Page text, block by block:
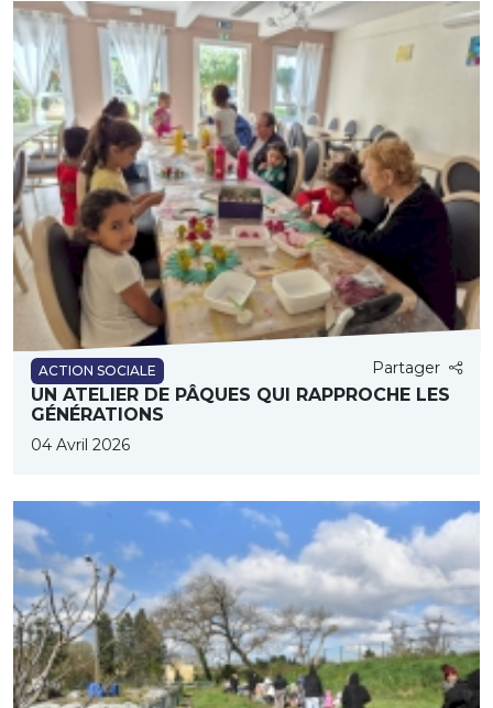
ACTION SOCIALE Partager
UN ATELIER DE PÂQUES QUI RAPPROCHE LES
GÉNÉRATIONS
04 Avril 2026